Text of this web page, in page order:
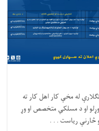
له مخې کار اهل کار ته
او د مسلکي متخصص او وړ
څارنې ریاست . . .